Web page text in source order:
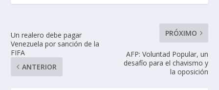
Un realero debe pagar
Venezuela por sanción de la
FIFA
ANTERIOR
PRÓXIMO
AFP: Voluntad Popular, un
desafío para el chavismo y
la oposición